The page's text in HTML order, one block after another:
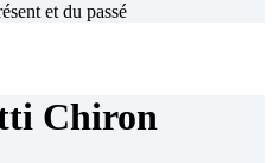
et du passé
Chiron